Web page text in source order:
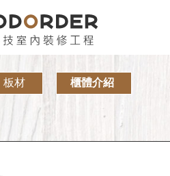
板材 櫃體介紹